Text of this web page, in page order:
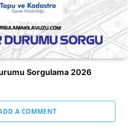
Sorgulama 2026
A COMMENT